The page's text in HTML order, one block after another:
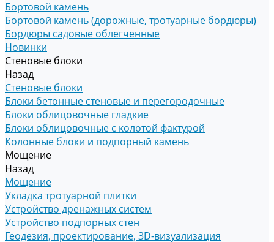
Бортовой камень
Бортовой камень (дорожные, тротуарные бордюры)
Бордюры садовые облегченные
Новинки
Стеновые блоки
Назад
Стеновые блоки
Блоки бетонные стеновые и перегородочные
Блоки облицовочные гладкие
Блоки облицовочные с колотой фактурой
Колонные блоки и подпорный камень
Мощение
Назад
Мощение
Укладка тротуарной плитки
Устройство дренажных систем
Устройство подпорных стен
Геодезия, проектирование, 3D-визуализация